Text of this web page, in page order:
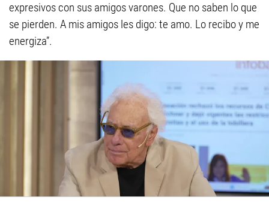
expresivos con sus amigos varones. Que no saben lo que
se pierden. A mis amigos les digo: te amo. Lo recibo y me
energiza”.